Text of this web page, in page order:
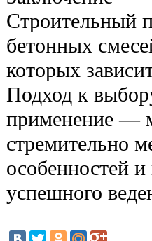
Строительный
бетонных
которых
Подход к
применение —
стремительно
особенностей и
успешного